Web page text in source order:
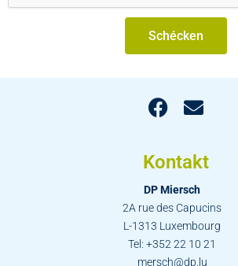
Schécken
Kontakt
DP Miersch
2A rue des Capucins
L-1313 Luxembourg
Tel: +352 22 10 21
mersch@dp.lu